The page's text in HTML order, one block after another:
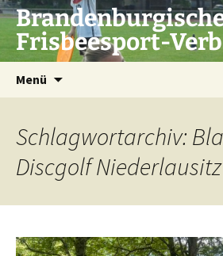
Zum
Inhalt
springen
Frisbeesport-
Menü
Schlagwortarchiv:
Discgolf Niederlausitz